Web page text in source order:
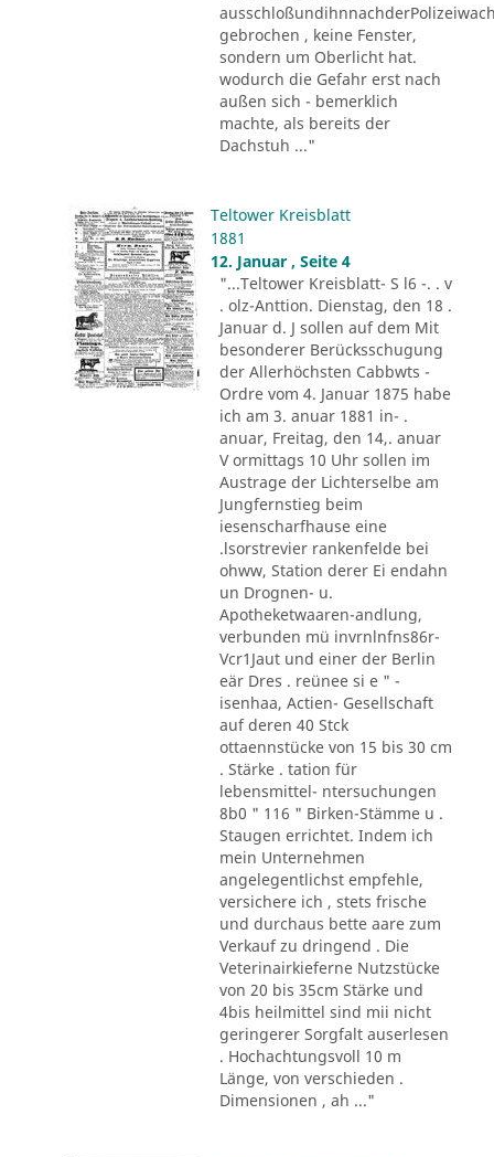
gebrochen , keine Fenster,
sondern um Oberlicht hat.
wodurch die Gefahr erst nach
außen sich - bemerklich
machte, als bereits der
Dachstuh ..."
Teltower Kreisblatt
1881
12. Januar , Seite 4
"...Teltower Kreisblatt- S l6 -. . v
. olz-Anttion. Dienstag, den 18 .
Januar d. J sollen auf dem Mit
besonderer Berücksschugung
der Allerhöchsten Cabbwts -
Ordre vom 4. Januar 1875 habe
ich am 3. anuar 1881 in- .
anuar, Freitag, den 14,. anuar
V ormittags 10 Uhr sollen im
Austrage der Lichterselbe am
Jungfernstieg beim
iesenscharfhause eine
.lsorstrevier rankenfelde bei
ohww, Station derer Ei endahn
un Drognen- u.
Apotheketwaaren-andlung,
verbunden mü invrnlnfns86r-
Vcr1Jaut und einer der Berlin
eär Dres . reünee si e " -
isenhaa, Actien- Gesellschaft
auf deren 40 Stck
ottaennstücke von 15 bis 30 cm
. Stärke . tation für
lebensmittel- ntersuchungen
8b0 " 116 " Birken-Stämme u .
Staugen errichtet. Indem ich
mein Unternehmen
angelegentlichst empfehle,
versichere ich , stets frische
und durchaus bette aare zum
Verkauf zu dringend . Die
Veterinairkieferne Nutzstücke
von 20 bis 35cm Stärke und
4bis heilmittel sind mii nicht
geringerer Sorgfalt auserlesen
. Hochachtungsvoll 10 m
Länge, von verschieden .
Dimensionen , ah ..."